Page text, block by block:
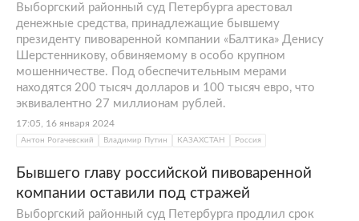
Выборгский районный суд Петербурга арестовал
денежные средства, принадлежащие бывшему
президенту пивоваренной компании «Балтика» Денису
Шерстенникову, обвиняемому в особо крупном
мошенничестве. Под обеспечительным мерами
находятся 200 тысяч долларов и 100 тысяч евро, что
эквивалентно 27 миллионам рублей.
17:05, 16 января 2024
Антон Рогачевский Владимир Путин КАЗАХСТАН Россия
Бывшего главу российской пивоваренной
компании оставили под стражей
Выборгский районный суд Петербурга продлил срок